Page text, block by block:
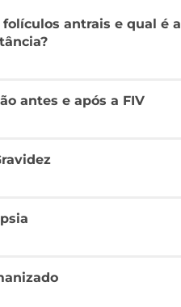
folículos antrais e qual é a
antes e após a FIV